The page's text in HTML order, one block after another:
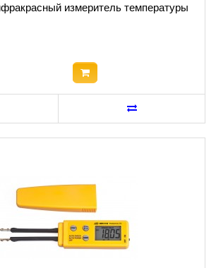
измеритель температуры